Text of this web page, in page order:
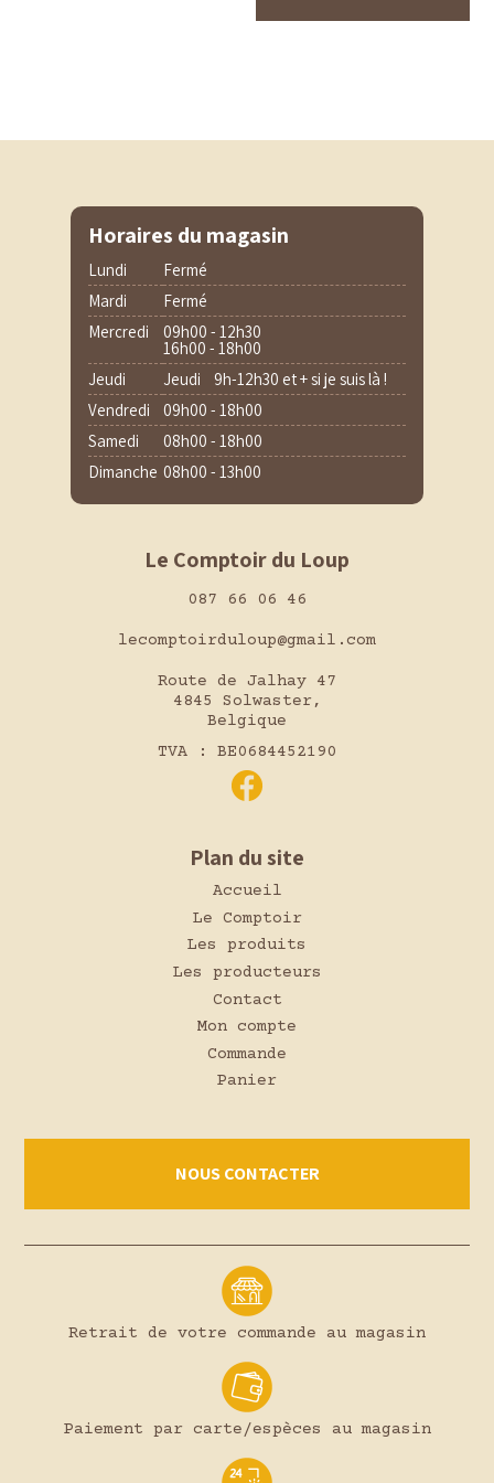
Horaires du magasin
Lundi
Fermé
Mardi
Fermé
Mercredi
09h00 - 12h30
16h00 - 18h00
Jeudi
Jeudi 9h-12h30 et + si je suis là !
Vendredi
09h00 - 18h00
Samedi
08h00 - 18h00
Dimanche 08h00 - 13h00
Le Comptoir du Loup
087 66 06 46
lecomptoirduloup@gmail.com
Route de Jalhay 47
4845 Solwaster,
Belgique
TVA : BE0684452190
Plan du site
Accueil
Le Comptoir
Les produits
Les producteurs
Contact
Mon compte
Commande
Panier
NOUS CONTACTER
Retrait de votre commande au magasin
Paiement par carte/espèces au magasin